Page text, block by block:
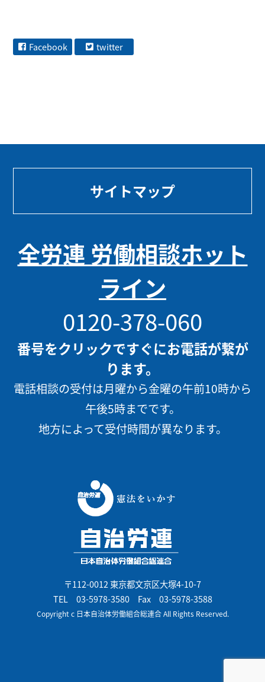
Facebook twitter
サイトマップ
全労連 労働相談ホット
ライン
0120-378-060
番号をクリックですぐにお電話が繋が
ります。
電話相談の受付は月曜から金曜の午前10時から
午後5時までです。
地方によって受付時間が異なります。
〒112-0012 東京都文京区大塚4-10-7
TEL 03-5978-3580Fax 03-5978-3588
Copyright c 日本自治体労働組合総連合 All Rights Reserved.